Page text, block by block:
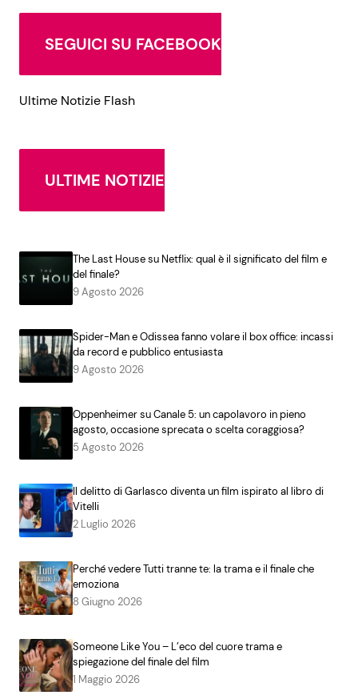
SEGUICI SU FACEBOOK
Ultime Notizie Flash
ULTIME NOTIZIE
The Last House su Netflix: qual è il significato del film e
del finale?
9 Agosto 2026
Spider-Man e Odissea fanno volare il box office: incassi
da record e pubblico entusiasta
9 Agosto 2026
Oppenheimer su Canale 5: un capolavoro in pieno
agosto, occasione sprecata o scelta coraggiosa?
5 Agosto 2026
Il delitto di Garlasco diventa un film ispirato al libro di
Vitelli
2 Luglio 2026
Perché vedere Tutti tranne te: la trama e il finale che
emoziona
8 Giugno 2026
Someone Like You – L’eco del cuore trama e
spiegazione del finale del film
1 Maggio 2026